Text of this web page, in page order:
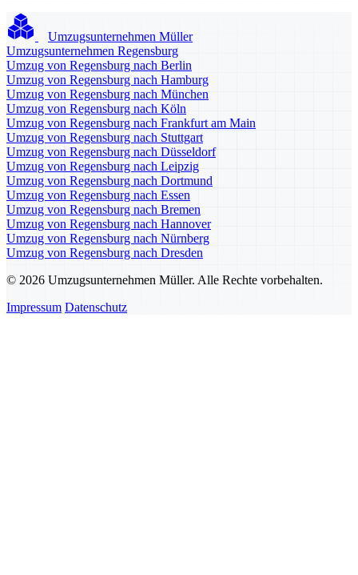
Umzugsunternehmen Müller
Umzugsunternehmen Regensburg
Umzug von Regensburg nach Berlin
Umzug von Regensburg nach Hamburg
Umzug von Regensburg nach München
Umzug von Regensburg nach Köln
Umzug von Regensburg nach Frankfurt am Main
Umzug von Regensburg nach Stuttgart
Umzug von Regensburg nach Düsseldorf
Umzug von Regensburg nach Leipzig
Umzug von Regensburg nach Dortmund
Umzug von Regensburg nach Essen
Umzug von Regensburg nach Bremen
Umzug von Regensburg nach Hannover
Umzug von Regensburg nach Nürnberg
Umzug von Regensburg nach Dresden
© 2026 Umzugsunternehmen Müller. Alle Rechte vorbehalten.
Impressum Datenschutz